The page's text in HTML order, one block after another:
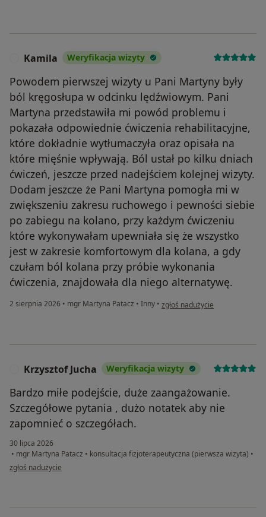
Kamila Weryfikacja wizyty
Powodem pierwszej wizyty u Pani Martyny były
ból kręgosłupa w odcinku lędźwiowym. Pani
Martyna przedstawiła mi powód problemu i
pokazała odpowiednie ćwiczenia rehabilitacyjne,
które dokładnie wytłumaczyła oraz opisała na
które mięśnie wpływają. Ból ustał po kilku dniach
ćwiczeń, jeszcze przed nadejściem kolejnej wizyty.
Dodam jeszcze że Pani Martyna pomogła mi w
zwiększeniu zakresu ruchowego i pewności siebie
po zabiegu na kolano, przy każdym ćwiczeniu
które wykonywałam upewniała się że wszystko
jest w zakresie komfortowym dla kolana, a gdy
czułam ból kolana przy próbie wykonania
ćwiczenia, znajdowała dla niego alternatywę.
2 sierpnia 2026 • mgr Martyna Patacz • Inny • w opinii użytkownika Kamila
zgłoś nadużycie
Krzysztof Jucha Weryfikacja wizyty
Bardzo miłe podejście, duże zaangażowanie.
Szczegółowe pytania , dużo notatek aby nie
zapomnieć o szczegółach.
30 lipca 2026
• mgr Martyna Patacz • konsultacja fizjoterapeutyczna (pierwsza wizyta) •
w opinii użytkownika Krzysztof Jucha
zgłoś nadużycie